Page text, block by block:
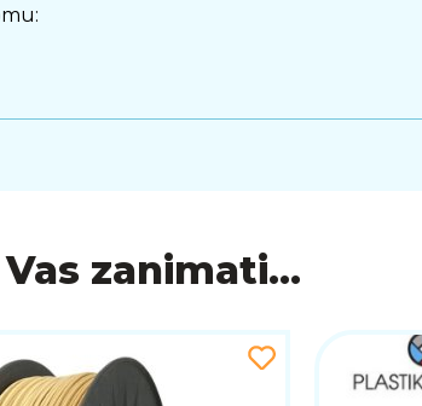
zanimati...